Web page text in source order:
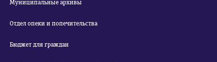
Муниципальные архивы
Отдел опеки и попечительства
Бюджет для граждан